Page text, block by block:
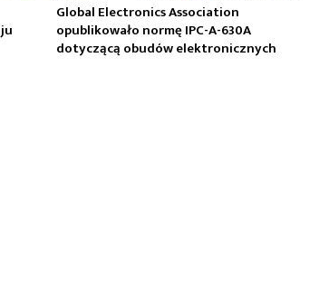
Global Electronics Association
opublikowało normę IPC-A-630A
dotyczącą obudów elektronicznych